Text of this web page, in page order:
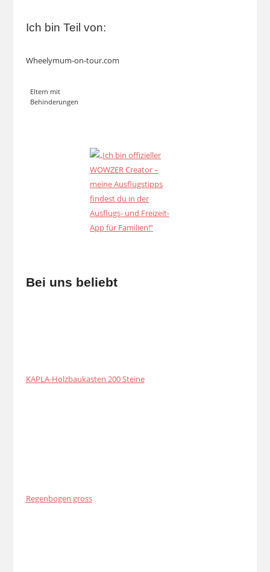
Ich bin Teil von:
Wheelymum-on-tour.com
Eltern mit
Behinderungen
Bei uns beliebt
KAPLA-Holzbaukasten 200 Steine
Regenbogen gross